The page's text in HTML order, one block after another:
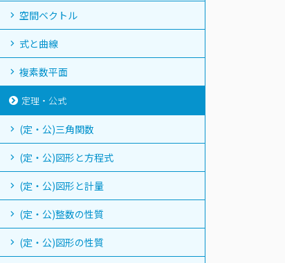
空間ベクトル
式と曲線
複素数平面
定理・公式
(定・公)三角関数
(定・公)図形と方程式
(定・公)図形と計量
(定・公)整数の性質
(定・公)図形の性質